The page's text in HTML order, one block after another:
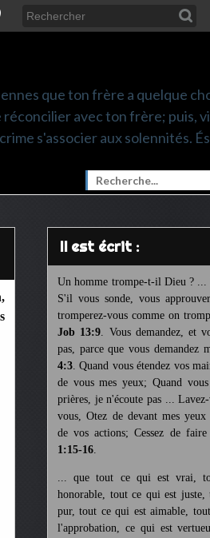
que ton frère a quelque
avec ton frère; puis,
s'associer aux solennités.
Il est écrit :
Un homme trompe-t-il Dieu ? ...
S'il vous sonde, vous
tromperez-vous comme on
Job 13:9. Vous demandez, et
pas, parce que vous demandez
4:3. Quand vous étendez vos
de vous mes yeux; Quand
prières, je n'écoute pas ...
vous, Otez de devant mes yeux
de vos actions; Cessez de
1:15-16.
... que tout ce qui est vrai,
honorable, tout ce qui est juste,
pur, tout ce qui est aimable,
l'approbation, ce qui est